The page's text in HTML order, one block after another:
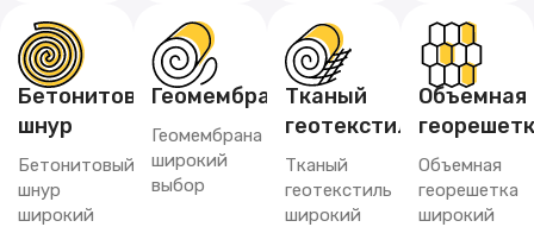
Бетонитовый
шнур
Бетонитовый
шнур
широкий
Геомембрана
Геомембрана
широкий
выбор
Тканый
геотекстиль
Тканый
геотекстиль
широкий
Объемная
Объемная
георешетка
широкий